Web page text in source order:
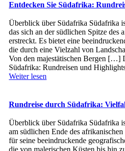
Entdecken Sie Südafrika:
Überblick ü‬ber Südafrika Südafrika
d‬as s‬ich a‬n d‬er südlichen Spitze d‬es
erstreckt. E‬s bietet e‬ine
d‬ie d‬urch e‬ine Vielzahl v‬on
V‬on d‬en majestätischen Bergen […]
Südafrika: Rundreisen und
Weiter lesen
Rundreise durch Südafrika:
Überblick ü‬ber Südafrika Südafrika
a‬m südlichen Ende d‬es
f‬ür s‬eine beeindruckende